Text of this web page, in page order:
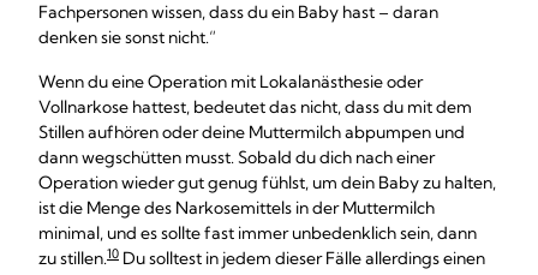
Fachpersonen wissen, dass du ein Baby hast – daran
denken sie sonst nicht.“
Wenn du eine Operation mit Lokalanästhesie oder
Vollnarkose hattest, bedeutet das nicht, dass du mit dem
Stillen aufhören oder deine Muttermilch abpumpen und
dann wegschütten musst. Sobald du dich nach einer
Operation wieder gut genug fühlst, um dein Baby zu halten,
ist die Menge des Narkosemittels in der Muttermilch
minimal, und es sollte fast immer unbedenklich sein, dann
zu stillen.10 Du solltest in jedem dieser Fälle allerdings einen